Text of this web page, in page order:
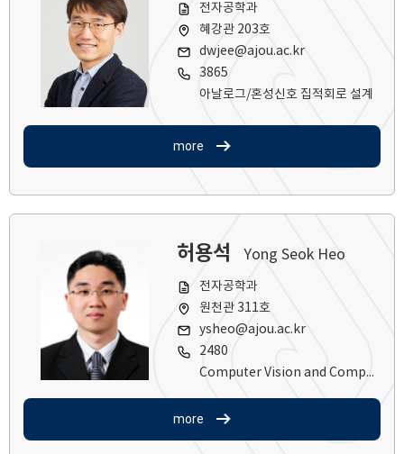
전자공학과
혜강관 203호
dwjee@ajou.ac.kr
3865
아날로그/혼성신호 집적회로 설계
more
허용석 Yong Seok Heo
전자공학과
원천관 311호
ysheo@ajou.ac.kr
2480
Computer Vision and Computational Photography
more